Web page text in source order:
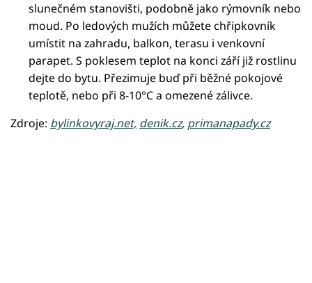
slunečném stanovišti, podobně jako rýmovník nebo
moud. Po ledových mužích můžete chřipkovník
umístit na zahradu, balkon, terasu i venkovní
parapet. S poklesem teplot na konci září již rostlinu
dejte do bytu. Přezimuje buď při běžné pokojové
teplotě, nebo při 8-10°C a omezené zálivce.
Zdroje: bylinkovyraj.net, denik.cz, primanapady.cz